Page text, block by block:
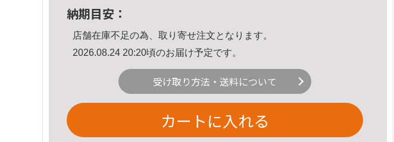
納期目安：
店舗在庫不足の為、取り寄せ注文となります。
2026.08.24 20:20頃のお届け予定です。
受け取り方法・送料について
カートに入れる